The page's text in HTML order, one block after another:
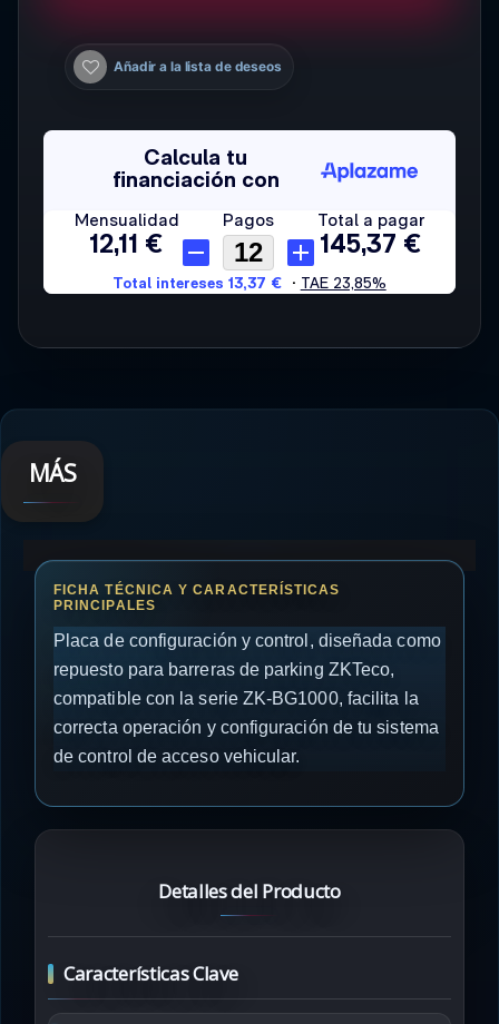
Añadir a la lista de deseos
MÁS
Placa de configuración y control, diseñada como
repuesto para barreras de parking ZKTeco,
compatible con la serie ZK-BG1000, facilita la
correcta operación y configuración de tu sistema
de control de acceso vehicular.
Detalles del Producto
Características Clave